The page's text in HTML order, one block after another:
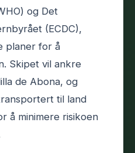
og Det
(ECDC),
planer for å
Skipet vil ankre
de Abona, og
til land
å minimere risikoen